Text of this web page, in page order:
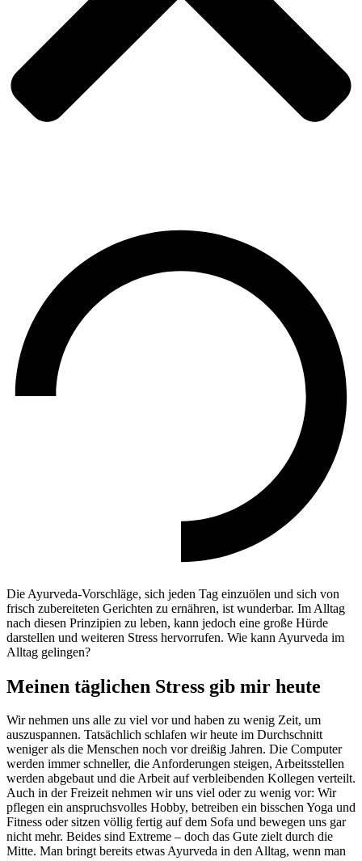
Die Ayurveda-Vorschläge, sich jeden Tag einzuölen und sich von
frisch zubereiteten Gerichten zu ernähren, ist wunderbar. Im Alltag
nach diesen Prinzipien zu leben, kann jedoch eine große Hürde
darstellen und weiteren Stress hervorrufen. Wie kann Ayurveda im
Alltag gelingen?
Meinen täglichen Stress gib mir heute
Wir nehmen uns alle zu viel vor und haben zu wenig Zeit, um
auszuspannen. Tatsächlich schlafen wir heute im Durchschnitt
weniger als die Menschen noch vor dreißig Jahren. Die Computer
werden immer schneller, die Anforderungen steigen, Arbeitsstellen
werden abgebaut und die Arbeit auf verbleibenden Kollegen verteilt.
Auch in der Freizeit nehmen wir uns viel oder zu wenig vor: Wir
pflegen ein anspruchsvolles Hobby, betreiben ein bisschen Yoga und
Fitness oder sitzen völlig fertig auf dem Sofa und bewegen uns gar
nicht mehr. Beides sind Extreme – doch das Gute zielt durch die
Mitte. Man bringt bereits etwas Ayurveda in den Alltag, wenn man